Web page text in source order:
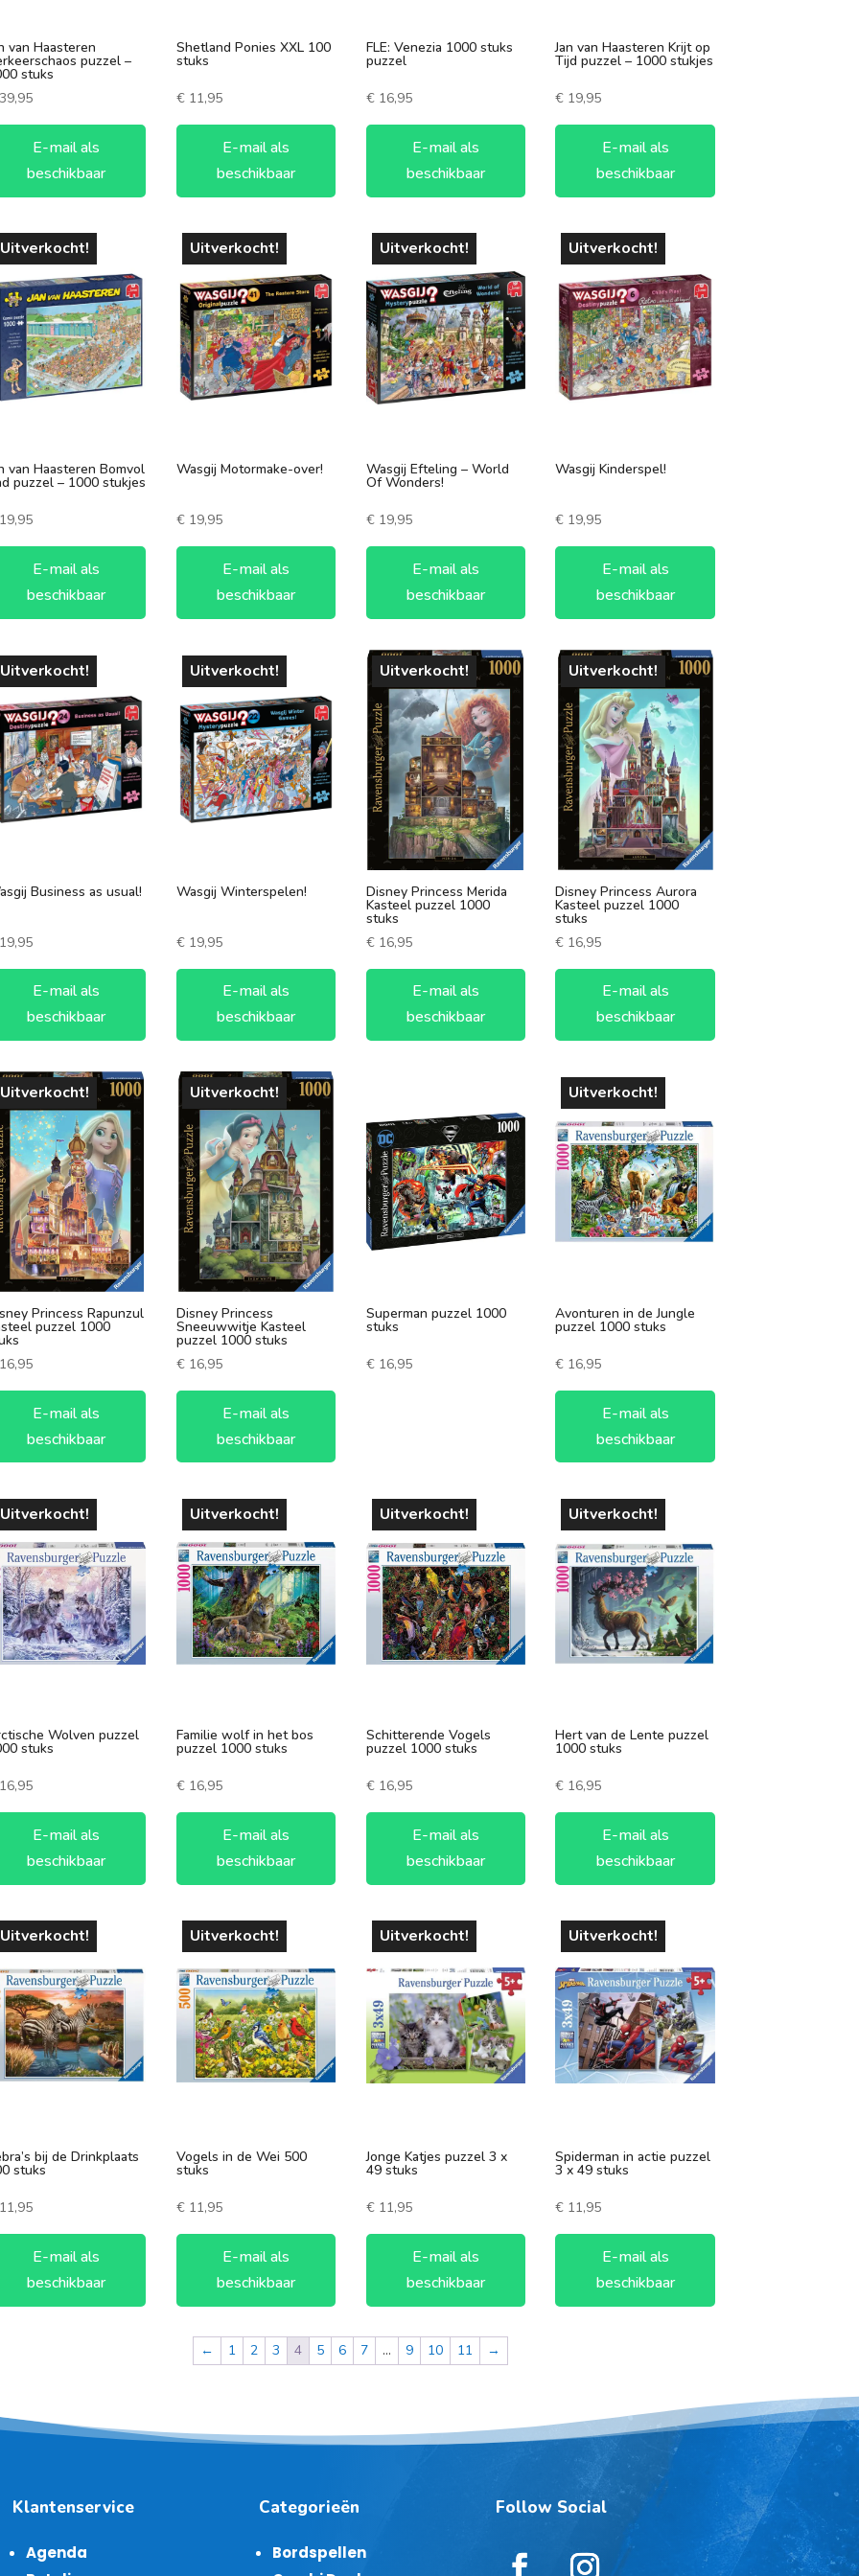
90-120 minuten
120+ minuten
3 spelers
5 spelers
van Haasteren
puzzel –
stuks
E-mail als
beschikbaar
Shetland Ponies XXL 100
stuks
€11,95
E-mail als
beschikbaar
FLE: Venezia 1000 stuks
puzzel
€16,95
E-mail als
beschikbaar
Jan van Haasteren Krijt op
Tijd puzzel – 1000 stukjes
€ 19,95
E-mail als
beschikbaar
Uitverkocht!
van Haasteren Bomvol
puzzel – 1000 stukjes
E-mail als
beschikbaar
Uitverkocht!
Wasgij Motormake-over!
€19,95
E-mail als
beschikbaar
Uitverkocht!
Wasgij Efteling – World
Of Wonders!
€19,95
E-mail als
beschikbaar
Uitverkocht!
Wasgij Kinderspel!
€ 19,95
E-mail als
beschikbaar
Uitverkocht!
Business as usual!
E-mail als
beschikbaar
Uitverkocht!
Wasgij Winterspelen!
€19,95
E-mail als
beschikbaar
Uitverkocht!
Disney Princess Merida
Kasteel puzzel 1000
stuks
€16,95
E-mail als
beschikbaar
Uitverkocht!
Disney Princess Aurora
Kasteel puzzel 1000
stuks
€ 16,95
E-mail als
beschikbaar
Uitverkocht!
Princess Rapunzul
puzzel 1000
E-mail als
beschikbaar
Uitverkocht!
Disney Princess
Sneeuwwitje Kasteel
puzzel 1000 stuks
€16,95
E-mail als
beschikbaar
Superman puzzel 1000
stuks
€16,95
Uitverkocht!
Avonturen in de Jungle
puzzel 1000 stuks
€ 16,95
E-mail als
beschikbaar
Uitverkocht!
Wolven puzzel
stuks
E-mail als
beschikbaar
Uitverkocht!
Familie wolf in het bos
puzzel 1000 stuks
€16,95
E-mail als
beschikbaar
Uitverkocht!
Schitterende Vogels
puzzel 1000 stuks
€16,95
E-mail als
beschikbaar
Uitverkocht!
Hert van de Lente puzzel
1000 stuks
€ 16,95
E-mail als
beschikbaar
Uitverkocht!
bij de Drinkplaats
stuks
E-mail als
beschikbaar
Uitverkocht!
Vogels in de Wei 500
stuks
€11,95
E-mail als
beschikbaar
Uitverkocht!
Jonge Katjes puzzel 3 x
49 stuks
€11,95
E-mail als
beschikbaar
Uitverkocht!
Spiderman in actie puzzel
3 x 49 stuks
€ 11,95
E-mail als
beschikbaar
← 1 2 3 4 5 6 7 … 9 10 11 →
Klantenservice
Agenda
Categorieën
Bordspellen
Follow Social